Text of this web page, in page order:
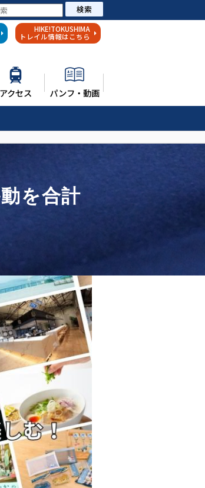
検索
HIKE!TOKUSHIMA
トレイル情報はこちら
アクセス パンフ・動画
を合計